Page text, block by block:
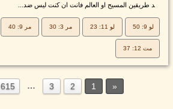
د طريقين المسيح او العالم فانت ان كنت ليس ضد...
لو 9: 50 لو 11: 23 مر 3: 30 مر 9: 40
مت 12: 37
1
2
3
…
615